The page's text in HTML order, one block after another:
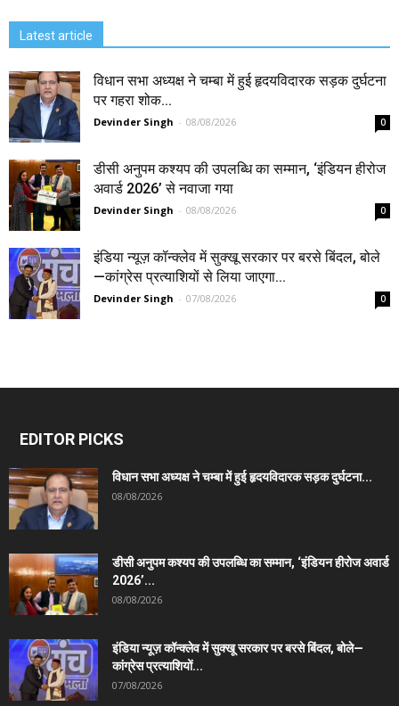
Latest article
विधान सभा अध्यक्ष ने चम्बा में हुई हृदयविदारक सड़क दुर्घटना
पर गहरा शोक...
Devinder Singh - 08/08/2026 0
डीसी अनुपम कश्यप की उपलब्धि का सम्मान, ‘इंडियन हीरोज
अवार्ड 2026’ से नवाजा गया
Devinder Singh - 08/08/2026 0
इंडिया न्यूज़ कॉन्क्लेव में सुक्खू सरकार पर बरसे बिंदल, बोले
—कांग्रेस प्रत्याशियों से लिया जाएगा...
Devinder Singh - 07/08/2026 0
EDITOR PICKS
विधान सभा अध्यक्ष ने चम्बा में हुई हृदयविदारक सड़क दुर्घटना...
08/08/2026
डीसी अनुपम कश्यप की उपलब्धि का सम्मान, ‘इंडियन हीरोज अवार्ड
2026’...
08/08/2026
इंडिया न्यूज़ कॉन्क्लेव में सुक्खू सरकार पर बरसे बिंदल, बोले—
कांग्रेस प्रत्याशियों...
07/08/2026